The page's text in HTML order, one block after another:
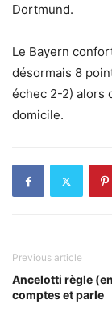
Dortmund.
Le Bayern
désormais 8
échec 2-2) alors
domicile.
Previous article
Ancelotti règle
comptes et parle